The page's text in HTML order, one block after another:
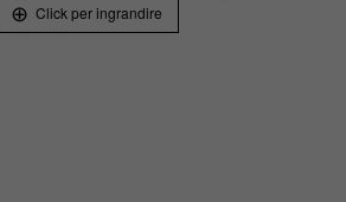
Click per ingrandire